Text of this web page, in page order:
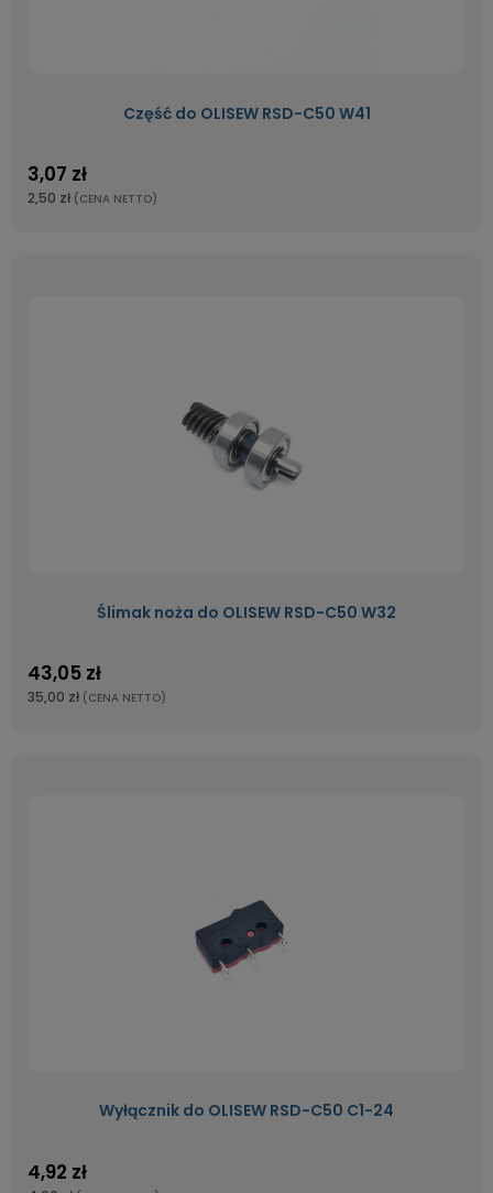
Część do OLISEW RSD-C50 W41
3,07 zł
2,50 zł (CENA NETTO)
Ślimak noża do OLISEW RSD-C50 W32
43,05 zł
35,00 zł (CENA NETTO)
Wyłącznik do OLISEW RSD-C50 C1-24
4,92 zł